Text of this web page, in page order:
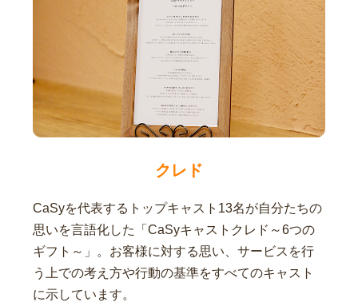
クレド
CaSyを代表するトップキャスト13名が自分たちの
思いを言語化した「CaSyキャストクレド～6つの
ギフト～」。お客様に対する思い、サービスを行
う上での考え方や行動の基準をすべてのキャスト
に示しています。